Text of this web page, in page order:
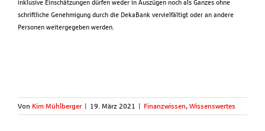
inklusive Einschätzungen dürfen weder in Auszügen noch als Ganzes ohne
schriftliche Genehmigung durch die DekaBank vervielfältigt oder an andere
Personen weitergegeben werden.
Von Kim Mühlberger | 19. März 2021 | Finanzwissen, Wissenswertes